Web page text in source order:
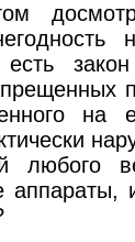
на
любого